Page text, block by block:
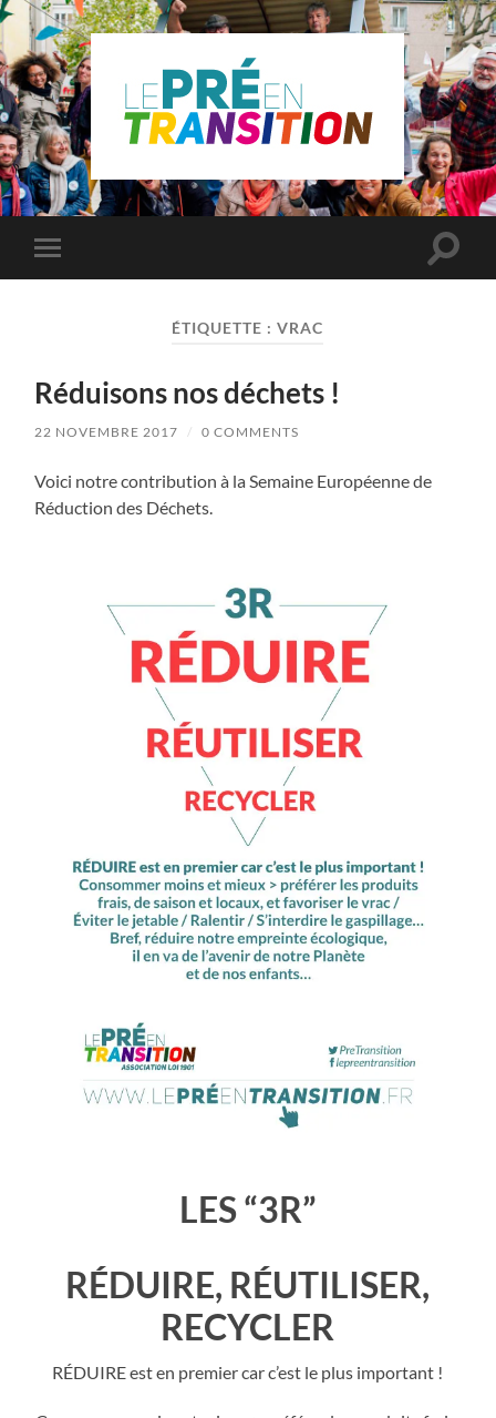
Le
Pré
Saint
Toggle
mobile
Toggle
ÉTIQUETTE :VRAC
Réduisons nos déchets !
22 NOVEMBRE 2017 / 0 COMMENTS
Voici notre contribution à la Semaine Européenne de
Réduction des Déchets.
LES “3R”
RÉDUIRE, RÉUTILISER,
RECYCLER
RÉDUIRE est en premier car c’est le plus important !